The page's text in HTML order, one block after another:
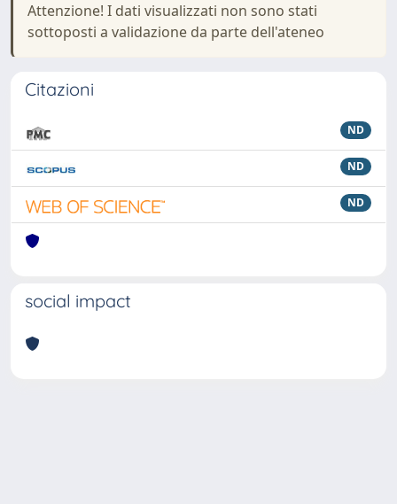
Attenzione! I dati visualizzati non sono stati
sottoposti a validazione da parte dell'ateneo
Citazioni
ND
ND
ND
social impact